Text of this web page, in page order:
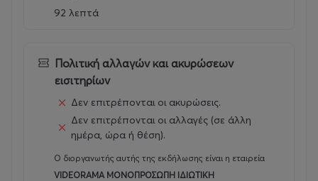
92 λεπτά
Πολιτική αλλαγών και ακυρώσεων
εισιτηρίων
Δεν επιτρέπονται οι ακυρώσεις.
Δεν επιτρέπονται οι αλλαγές (σε άλλη
ημέρα, ώρα ή θέση).
Ο διοργανωτής αυτής της εκδήλωσης είναι η εταιρεία
VIDEORAMA ΜΟΝΟΠΡΟΣΩΠΗ ΙΔΙΩΤΙΚΗ